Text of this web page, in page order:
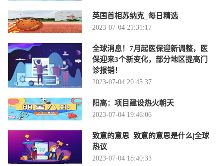
英国首相苏纳克_每日精选
2023-07-04 21:31:17
全球消息！7月起医保迎新调整，医
保迎来3个新变化，部分地区提高门
诊报销！
2023-07-04 20:45:37
阳高：项目建设热火朝天
2023-07-04 19:46:06
致意的意思_致意的意思是什么|全球
热议
2023-07-04 18:40:33